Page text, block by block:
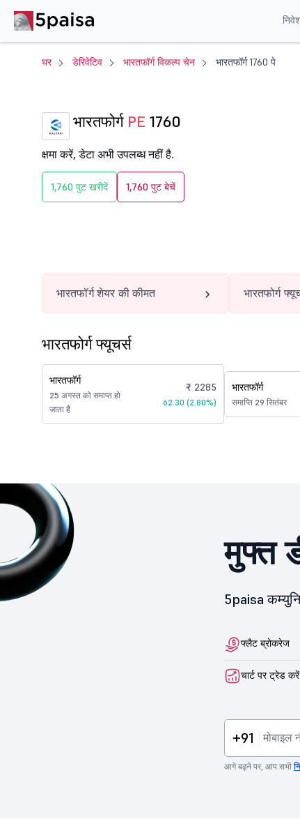
घर डेरिवेटिव भारतफॉर्ग विकल्प चेन भारतफॉर्ग 1760 पे
भारतफोर्ग PE 1760
क्षमा करें, डेटा अभी उपलब्ध नहीं है.
1,760 पुट खरीदें 1,760 पुट बेचें
भारतफॉर्ग शेयर की कीमत भारतफोर्ग
भारतफोर्ग फ्यूचर्स
भारतफॉर्ग
25 अगस्त को समाप्त हो
जाता है
₹ 2285
62.30 (2.80%)
भारतफॉर्ग
समाप्ति 29 सितंबर
मुफ्त
5paisa
फ्लैट ब्रोकरेज
चार्ट पर ट्रेड करें
+91
आगे बढ़ने पर, आप सभी